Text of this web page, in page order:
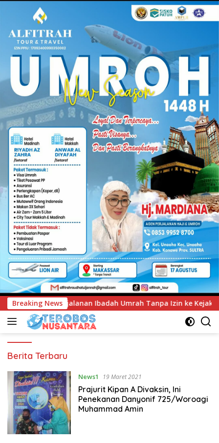
Breaking News
Umrah Tanpa Izin ke Kejaksaan UNIMEN
Terobos
Berita Terbaru
News1 19 Maret 2021
Prajurit Kipan A Divaksin, Ini
Penekanan Danyonif 725/Woroagi
Muhammad Amin